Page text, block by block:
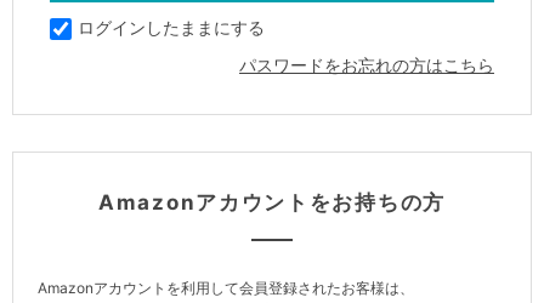
ログインしたままにする
パスワードをお忘れの方はこちら
Amazonアカウントをお持ちの方
Amazonアカウントを利用して会員登録されたお客様は、